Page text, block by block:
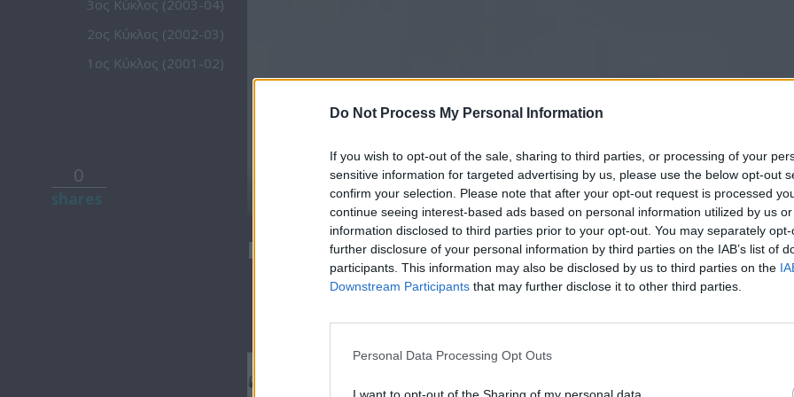
Do Not Process My Personal Information
If you wish to opt-out of the sale, sharing to third parties, or processing of your
sensitive information for targeted advertising by us, please use the below opt-out
confirm your selection. Please note that after your opt-out request is processed
continue seeing interest-based ads based on personal information utilized by us
information disclosed to third parties prior to your opt-out. You may separately
further disclosure of your personal information by third parties on the IAB’s list of
participants. This information may also be disclosed by us to third parties on the
Downstream Participants that may further disclose it to other third parties.
Personal Data Processing Opt Outs
I want to opt-out of the Sharing of my personal data.
3ος Κύκλος (2003-04)
2ος Κύκλος (2002-03)
1ος Κύκλος (2001-02)
0
Βουράτε Γειτόνοι (5ος κύκλος) Επ.09